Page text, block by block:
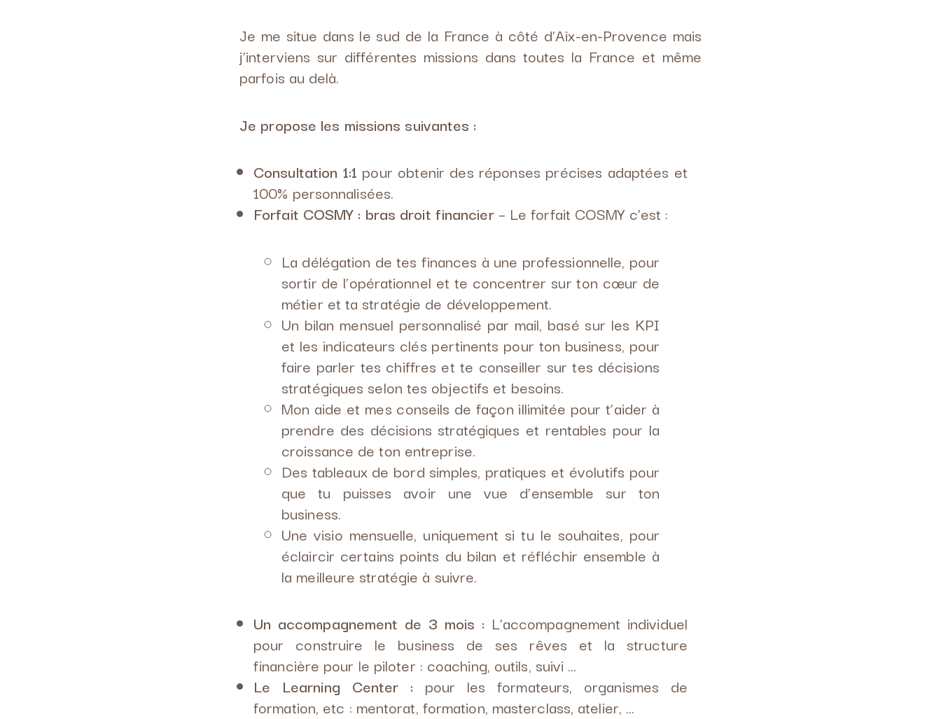
Je me situe dans le sud de la France à côté d’Aix-en-Provence mais
j’interviens sur différentes missions dans toutes la France et même
parfois au delà.
Je propose les missions suivantes :
Consultation 1:1 pour obtenir des réponses précises adaptées et
100% personnalisées.
Forfait COSMY : bras droit financier– Le forfait COSMY c’est :
La délégation de tes finances à une professionnelle, pour
sortir de l’opérationnel et te concentrer sur ton cœur de
métier et ta stratégie de développement.
Un bilan mensuel personnalisé par mail, basé sur les KPI
et les indicateurs clés pertinents pour ton business, pour
faire parler tes chiffres et te conseiller sur tes décisions
stratégiques selon tes objectifs et besoins.
Mon aide et mes conseils de façon illimitée pour t’aider à
prendre des décisions stratégiques et rentables pour la
croissance de ton entreprise.
Des tableaux de bord simples, pratiques et évolutifs pour
que tu puisses avoir une vue d’ensemble sur ton
business.
Une visio mensuelle, uniquement si tu le souhaites, pour
éclaircir certains points du bilan et réfléchir ensemble à
la meilleure stratégie à suivre.
Un accompagnement de 3 mois : L’accompagnement individuel
pour construire le business de ses rêves et la structure
financière pour le piloter : coaching, outils, suivi …
Le Learning Center : pour les formateurs, organismes de
formation, etc : mentorat, formation, masterclass, atelier, …